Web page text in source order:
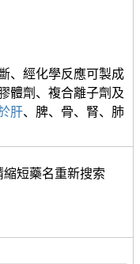
、經化學反應可製成
體劑、複合離子劑及
肝、脾、骨、腎、肺
短藥名重新搜索